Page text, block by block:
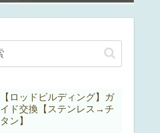
【ロッドビルディング】ガ
イド交換【ステンレス→チ
タン】